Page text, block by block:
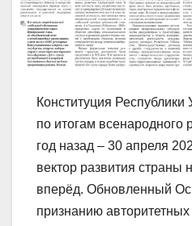
Конституция Республики
по итогам
год назад – 30 апреля
вектор развития страны
вперёд. Обновленный
признанию